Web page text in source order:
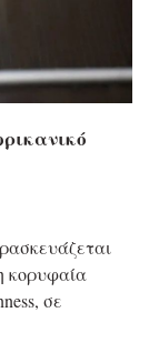
κορυφαία
σε